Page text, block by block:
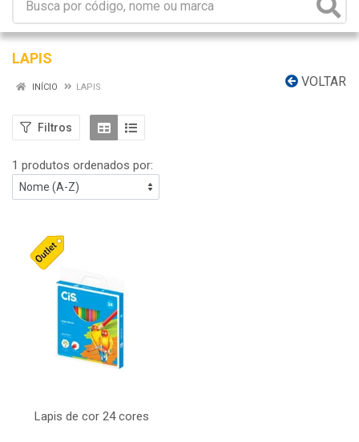
LAPIS
VOLTAR
INÍCIO LAPIS
Filtros
1 produtos ordenados por:
Lapis de cor 24 cores